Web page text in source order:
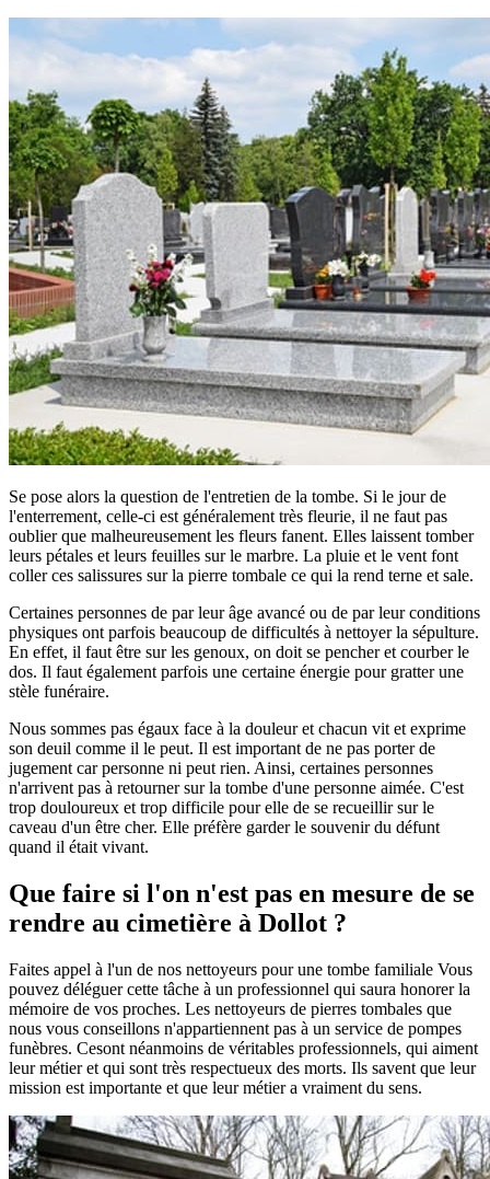
Se pose alors la question de l'entretien de la tombe. Si le jour de
l'enterrement, celle-ci est généralement très fleurie, il ne faut pas
oublier que malheureusement les fleurs fanent. Elles laissent tomber
leurs pétales et leurs feuilles sur le marbre. La pluie et le vent font
coller ces salissures sur la pierre tombale ce qui la rend terne et sale.
Certaines personnes de par leur âge avancé ou de par leur conditions
physiques ont parfois beaucoup de difficultés à nettoyer la sépulture.
En effet, il faut être sur les genoux, on doit se pencher et courber le
dos. Il faut également parfois une certaine énergie pour gratter une
stèle funéraire.
Nous sommes pas égaux face à la douleur et chacun vit et exprime
son deuil comme il le peut. Il est important de ne pas porter de
jugement car personne ni peut rien. Ainsi, certaines personnes
n'arrivent pas à retourner sur la tombe d'une personne aimée. C'est
trop douloureux et trop difficile pour elle de se recueillir sur le
caveau d'un être cher. Elle préfère garder le souvenir du défunt
quand il était vivant.
Que faire si l'on n'est pas en mesure de se
rendre au cimetière à Dollot ?
Faites appel à l'un de nos nettoyeurs pour une tombe familiale Vous
pouvez déléguer cette tâche à un professionnel qui saura honorer la
mémoire de vos proches. Les nettoyeurs de pierres tombales que
nous vous conseillons n'appartiennent pas à un service de pompes
funèbres. Cesont néanmoins de véritables professionnels, qui aiment
leur métier et qui sont très respectueux des morts. Ils savent que leur
mission est importante et que leur métier a vraiment du sens.